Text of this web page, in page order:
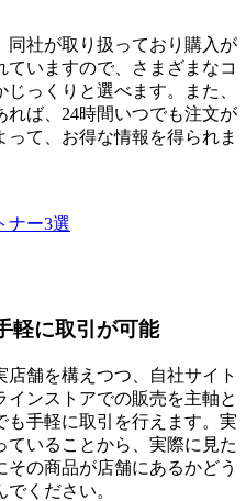
同社が取り扱っており購入が
ていますので、さまざまなコ
っくりと選べます。また、
ば、24時間いつでも注文が
て、お得な情報を得られま
ナー3選
軽に取引が可能
舗を構えつつ、自社サイト
ンストアでの販売を主軸と
も手軽に取引を行えます。実
ていることから、実際に見た
の商品が店舗にあるかどう
ください。